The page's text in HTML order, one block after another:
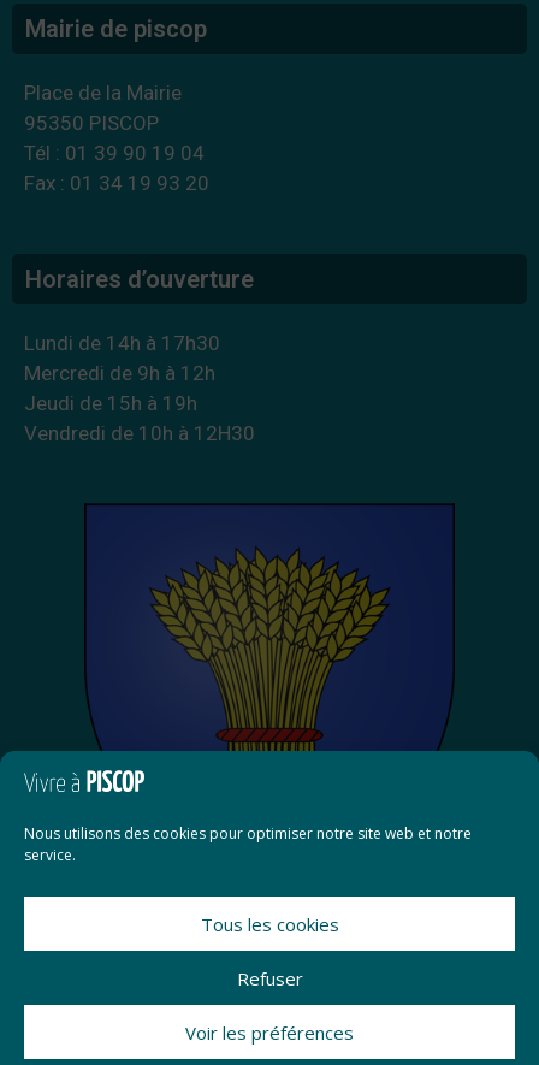
Nous utilisons des cookies pour optimiser notre site web et notre
service.
Tous les cookies
Refuser
Voir les préférences
Mairie de piscop
Place de la Mairie
95350 PISCOP
Tél : 01 39 90 19 04
Fax : 01 34 19 93 20
Horaires d’ouverture
Lundi de 14h à 17h30
Mercredi de 9h à 12h
Jeudi de 15h à 19h
Vendredi de 10h à 12H30